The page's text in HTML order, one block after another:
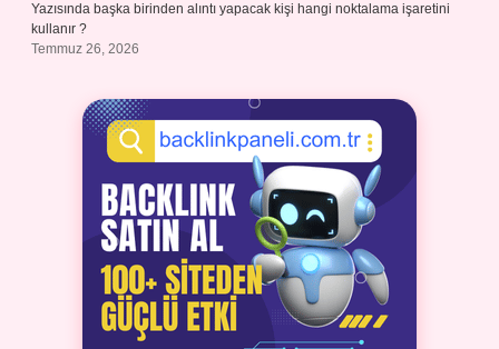
Yazısında başka birinden alıntı yapacak kişi hangi noktalama işaretini
kullanır ?
Temmuz 26, 2026